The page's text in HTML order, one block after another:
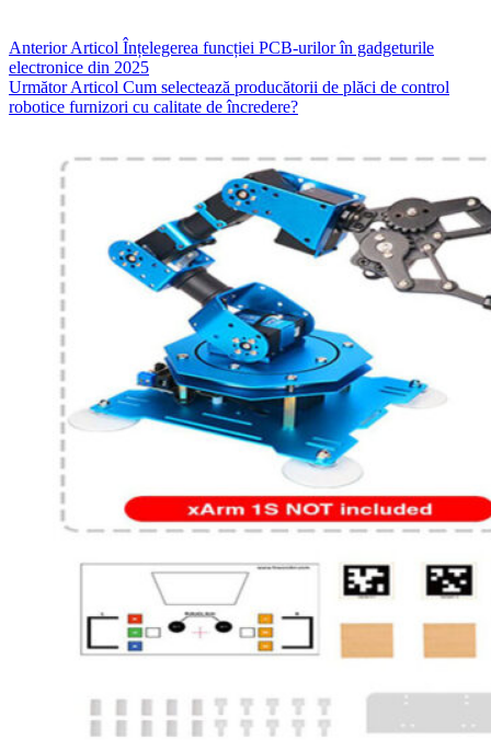
AnteriorArticol Înțelegerea funcției PCB-urilor în gadgeturile
electronice din 2025
UrmătorArticol Cum selectează producătorii de plăci de control
robotice furnizori cu calitate de încredere?